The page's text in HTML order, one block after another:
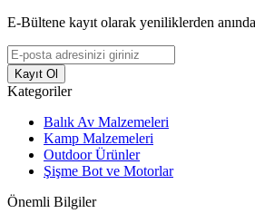
E-Bültene kayıt olarak yeniliklerden
Kayıt Ol
Kategoriler
Balık Av Malzemeleri
Kamp Malzemeleri
Outdoor Ürünler
Şişme Bot ve Motorlar
Önemli Bilgiler